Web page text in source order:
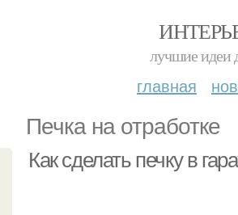
лучшие идеи
главная
Печка на отработке
Как сделать печку в